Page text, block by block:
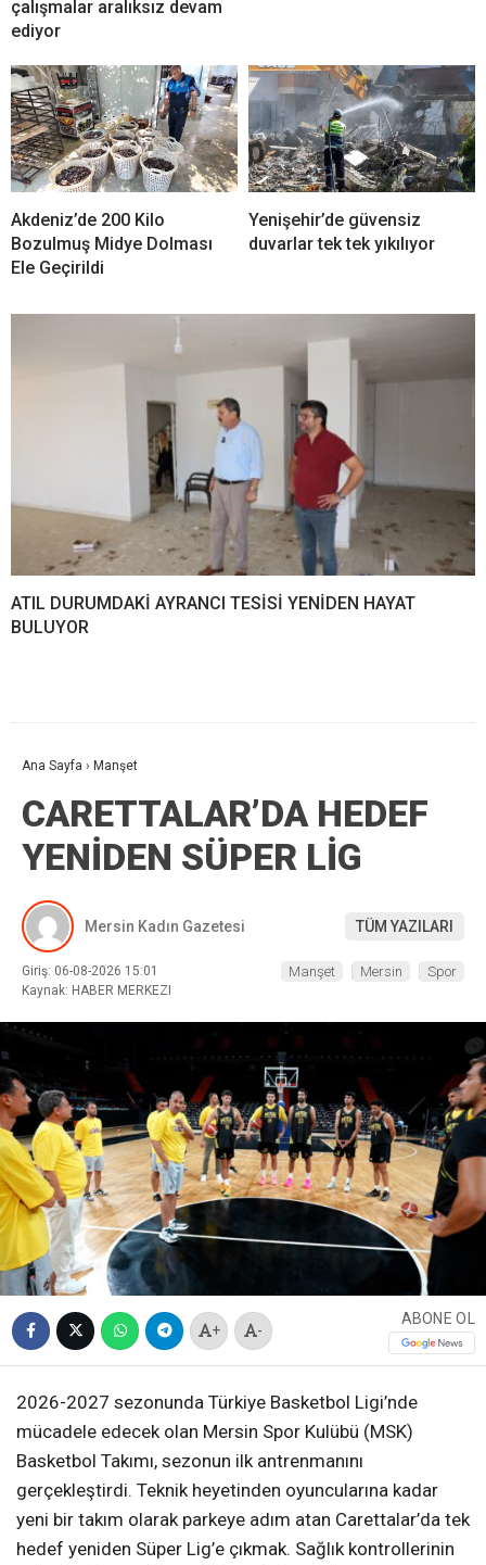
çalışmalar aralıksız devam
ediyor
Akdeniz’de 200 Kilo
Bozulmuş Midye Dolması
Ele Geçirildi
Yenişehir’de güvensiz
duvarlar tek tek yıkılıyor
ATIL DURUMDAKİ AYRANCI TESİSİ YENİDEN HAYAT
BULUYOR
Ana Sayfa › Manşet
CARETTALAR’DA HEDEF
YENİDEN SÜPER LİG
Mersin Kadın Gazetesi TÜM YAZILARI
Giriş: 06-08-2026 15:01
Kaynak: HABER MERKEZI
Manşet Mersin Spor
+ -
ABONE OL
2026-2027 sezonunda Türkiye Basketbol Ligi’nde
mücadele edecek olan Mersin Spor Kulübü (MSK)
Basketbol Takımı, sezonun ilk antrenmanını
gerçekleştirdi. Teknik heyetinden oyuncularına kadar
yeni bir takım olarak parkeye adım atan Carettalar’da tek
hedef yeniden Süper Lig’e çıkmak. Sağlık kontrollerinin